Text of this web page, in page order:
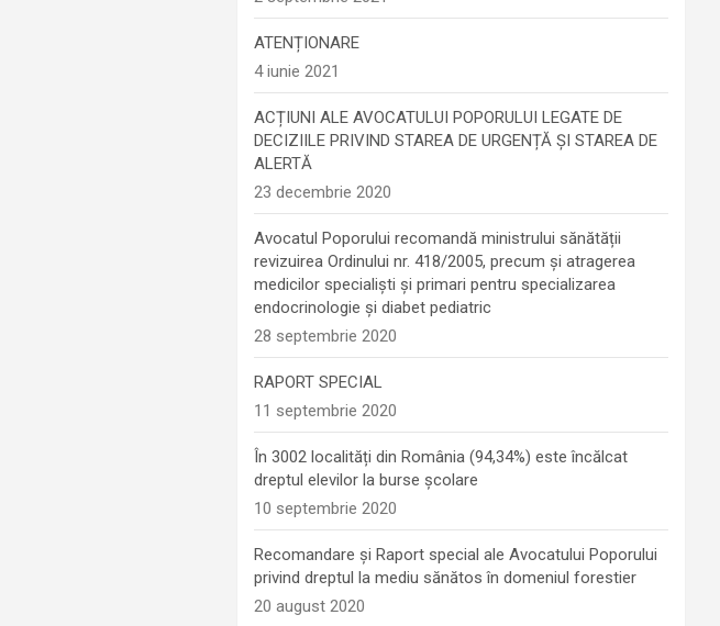
ATENȚIONARE
4 iunie 2021
ACȚIUNI ALE AVOCATULUI POPORULUI LEGATE DE
DECIZIILE PRIVIND STAREA DE URGENȚĂ ȘI STAREA DE
ALERTĂ
23 decembrie 2020
Avocatul Poporului recomandă ministrului sănătății
revizuirea Ordinului nr. 418/2005, precum și atragerea
medicilor specialiști și primari pentru specializarea
endocrinologie şi diabet pediatric
28 septembrie 2020
RAPORT SPECIAL
11 septembrie 2020
În 3002 localități din România (94,34%) este încălcat
dreptul elevilor la burse școlare
10 septembrie 2020
Recomandare și Raport special ale Avocatului Poporului
privind dreptul la mediu sănătos în domeniul forestier
20 august 2020